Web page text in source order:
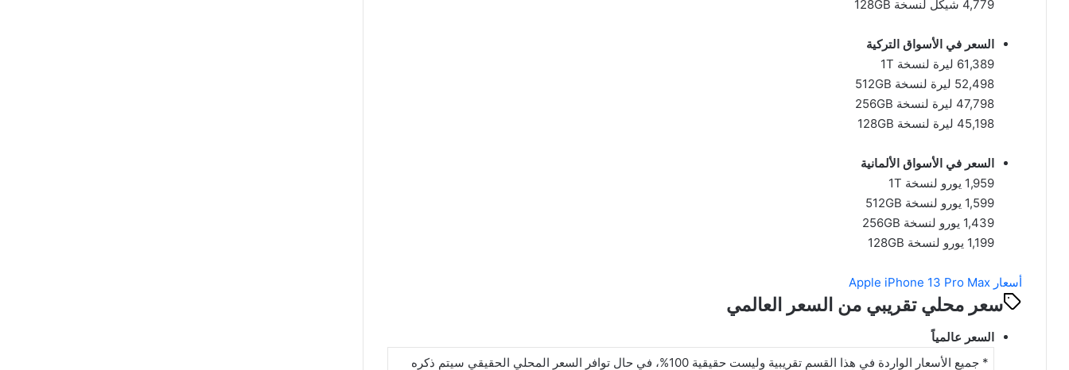
4,779 شيكل لنسخة 128GB
السعر في الأسواق التركية
61,389 ليرة لنسخة 1T
52,498 ليرة لنسخة 512GB
47,798 ليرة لنسخة 256GB
45,198 ليرة لنسخة 128GB
السعر في الأسواق الألمانية
1,959 يورو لنسخة 1T
1,599 يورو لنسخة 512GB
1,439 يورو لنسخة 256GB
1,199 يورو لنسخة 128GB
أسعار Apple iPhone 13 Pro Max
سعر محلي تقريبي من السعر العالمي
السعر عالمياً
* جميع الأسعار الواردة في هذا القسم تقريبية وليست حقيقية 100%، في حال توافر السعر المحلي الحقيقي سيتم ذكره